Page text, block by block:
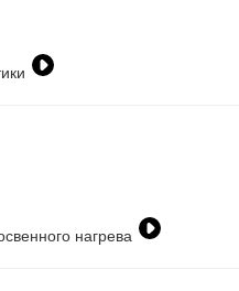
нагрева